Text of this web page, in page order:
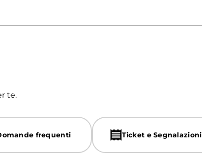
te.
frequenti Ticket e Segnalazioni